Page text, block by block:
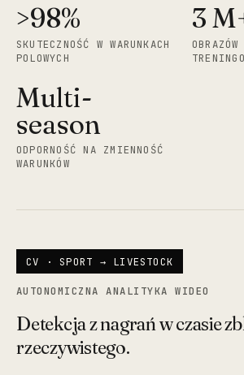
>98%
SKUTECZNOŚĆ W WARUNKACH
POLOWYCH
3
Multi-
season
ODPORNOŚĆ NA ZMIENNOŚĆ
WARUNKÓW
CV · SPORT → LIVESTOCK
AUTONOMICZNA ANALITYKA WIDEO
Detekcja z nagrań w czasie
rzeczywistego.